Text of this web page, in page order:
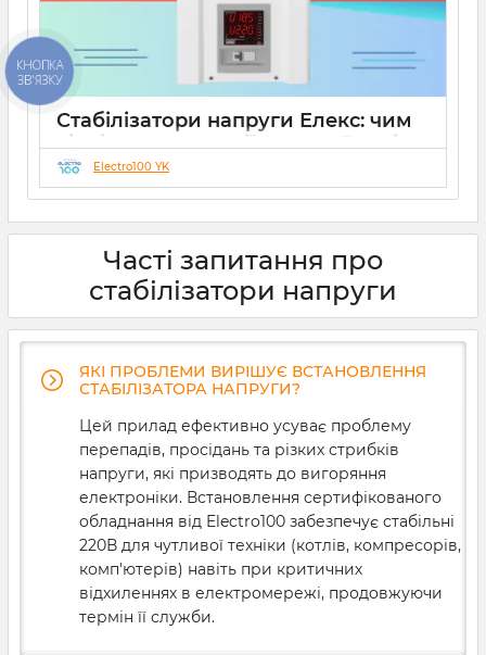
Стабілізатори напруги Елекс: чим
відрізняються серії Ампер, Герц і
Гібрид (огляд інженерів)
19 08 2025 0 10 хвилин
Electro100 YK
Часті запитання про
стабілізатори напруги
ЯКІ ПРОБЛЕМИ ВИРІШУЄ ВСТАНОВЛЕННЯ
СТАБІЛІЗАТОРА НАПРУГИ?
Цей прилад ефективно усуває проблему
перепадів, просідань та різких стрибків
напруги, які призводять до вигоряння
електроніки. Встановлення сертифікованого
обладнання від Electro100 забезпечує стабільні
220В для чутливої техніки (котлів, компресорів,
комп'ютерів) навіть при критичних
відхиленнях в електромережі, продовжуючи
термін її служби.
КНОПКА
ЗВ'ЯЗКУ